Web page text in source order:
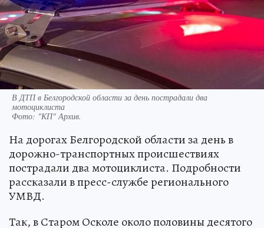
В ДТП в Белгородской области за день пострадали два
мотоциклиста
Фото: "КП" Архив.
На дорогах Белгородской области за день в
дорожно-транспортных происшествиях
пострадали два мотоциклиста. Подробности
рассказали в пресс-службе регионального
УМВД.
Так, в Старом Осколе около половины десятого